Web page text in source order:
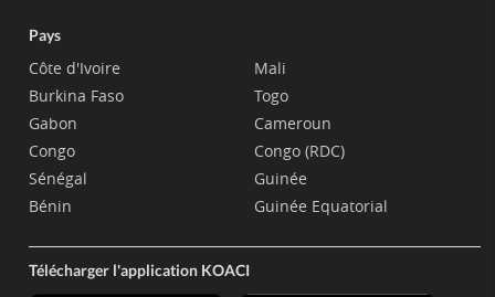
Pays
Côte d'Ivoire
Burkina Faso
Gabon
Congo
Sénégal
Bénin
Mali
Togo
Cameroun
Congo (RDC)
Guinée
Guinée Equatorial
Télécharger l'application KOACI